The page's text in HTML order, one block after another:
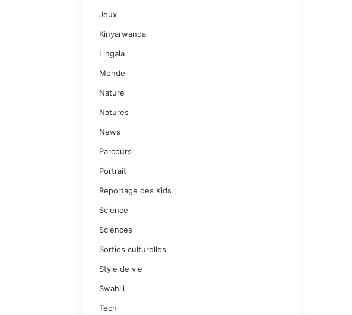
Jeux
Kinyarwanda
Lingala
Monde
Nature
Natures
News
Parcours
Portrait
Reportage des Kids
Science
Sciences
Sorties culturelles
Style de vie
Swahili
Tech